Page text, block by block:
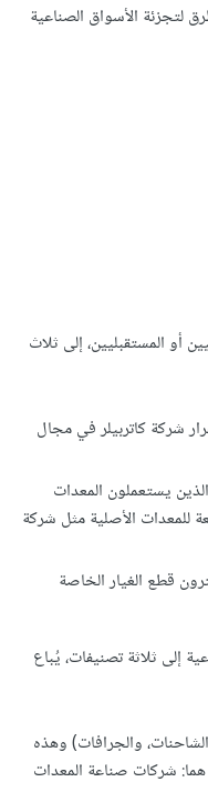
لتجزئة الأسواق الصناعية
أو المستقبليين، إلى ثلاث
شركة كاتربيلر في مجال
يستعملون المعدات
للمعدات الأصلية مثل شركة
قطع الغيار الخاصة
إلى ثلاثة تصنيفات، يُباع
والجرافات) وهذه
شركات صناعة المعدات